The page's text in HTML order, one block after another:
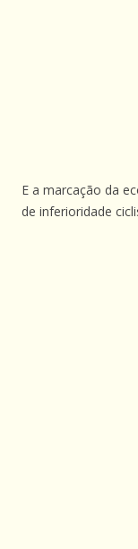
E a marcação da
de inferioridade